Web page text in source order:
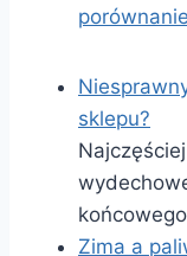
porównanie
sklepu?
Zima a